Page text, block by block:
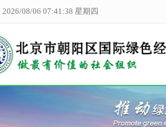
2026/08/06 07:41:39 星期四